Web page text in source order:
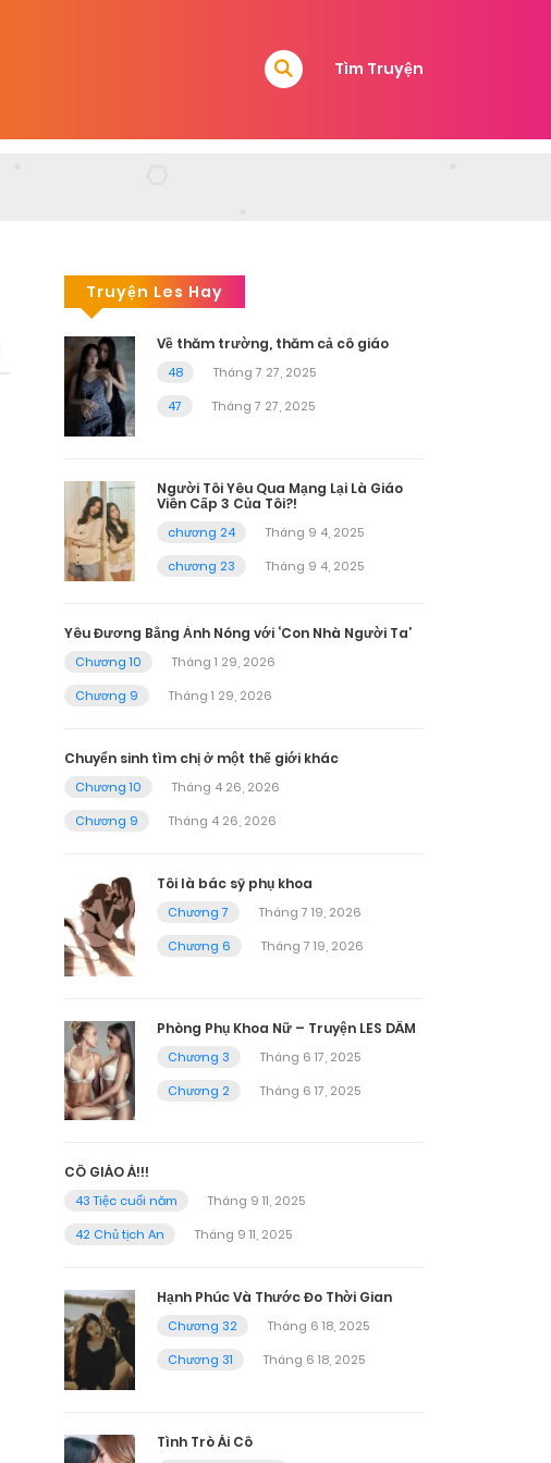
Tìm Truyện
Truyện Les Hay
Về thăm trường, thăm cả cô giáo
48
Tháng 7 27, 2025
47
Tháng 7 27, 2025
Người Tôi Yêu Qua Mạng Lại Là Giáo
Viên Cấp 3 Của Tôi?!
chương 24
Tháng 9 4, 2025
chương 23
Tháng 9 4, 2025
Yêu Đương Bằng Ảnh Nóng với ‘Con Nhà Người Ta’
Chương 10
Tháng 1 29, 2026
Chương 9
Tháng 1 29, 2026
Chuyển sinh tìm chị ở một thế giới khác
Chương 10
Tháng 4 26, 2026
Chương 9
Tháng 4 26, 2026
Tôi là bác sỹ phụ khoa
Chương 7
Tháng 7 19, 2026
Chương 6
Tháng 7 19, 2026
Phòng Phụ Khoa Nữ – Truyện LES DÂM
Chương 3
Tháng 6 17, 2025
Chương 2
Tháng 6 17, 2025
CÔ GIÁO À!!!
43 Tiệc cuối năm
Tháng 9 11, 2025
42 Chủ tịch An
Tháng 9 11, 2025
Hạnh Phúc Và Thước Đo Thời Gian
Chương 32
Tháng 6 18, 2025
Chương 31
Tháng 6 18, 2025
Tình Trò Ái Cô